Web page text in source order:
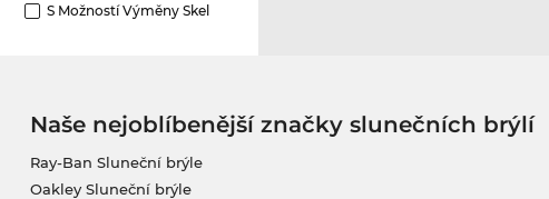
S Možností Výměny Skel
Naše nejoblíbenější značky slunečních brýlí
Ray-Ban Sluneční brýle
Oakley Sluneční brýle